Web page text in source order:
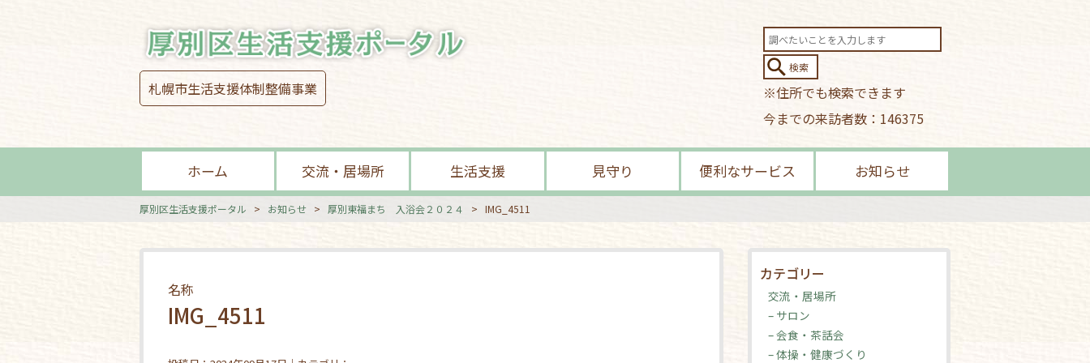
札幌市生活支援体制整備事業
※住所でも検索できます
今までの来訪者数：146375
ホーム 交流・居場所 生活支援 見守り 便利なサービス お知らせ
厚別区生活支援ポータル > お知らせ > 厚別東福まち 入浴会２０２４ > IMG_4511
名称
IMG_4511
カテゴリー
交流・居場所
– サロン
– 会食・茶話会
– 体操・健康づくり